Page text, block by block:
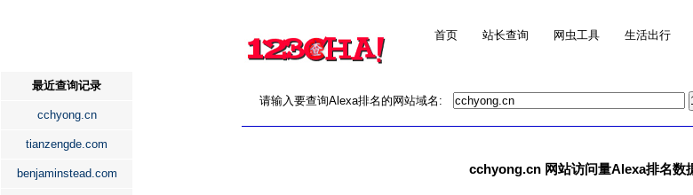
首页 站长查询 网虫工具 生活出行
最近查询记录
cchyong.cn
tianzengde.com
benjaminstead.com
请输入要查询Alexa排名的网站域名:
cchyong.cn 网站访问量Alexa排名数